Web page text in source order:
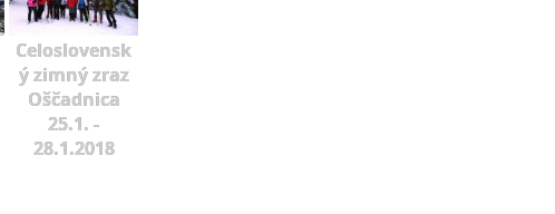
Celoslovensk
ý zimný zraz
Oščadnica
25.1. -
28.1.2018